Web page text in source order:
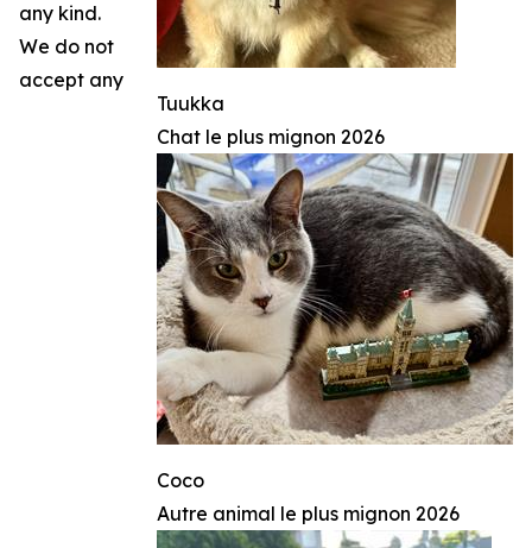
Tuukka
Chat le plus mignon 2026
Coco
Autre animal le plus mignon 2026
any kind.
We do not
accept any